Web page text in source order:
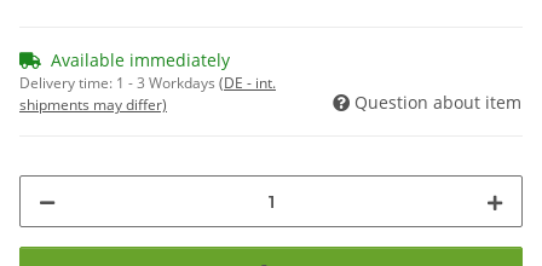
Available immediately
Delivery time: 1 - 3 Workdays (DE - int.
shipments may differ)
Question about item